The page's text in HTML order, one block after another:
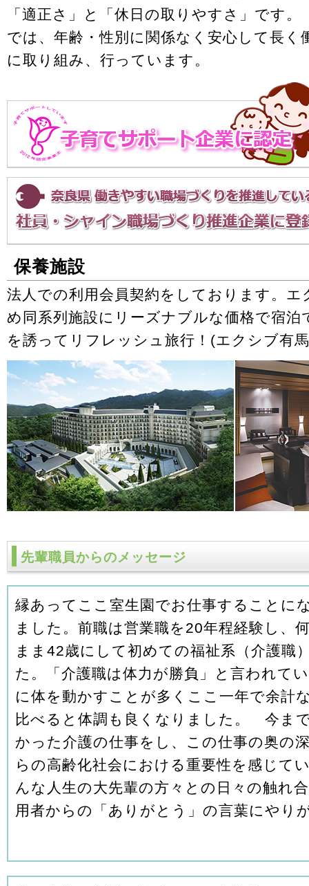
「適正さ」と「休日の取りやすさ」です
では、年齢・性別に関係なく安心して長く
に取り組み、行っています。
保養施設
法人での利用会員契約をしております。エ
め同系列施設にリーズナブルな価格で宿泊
を誘ってリフレッシュ旅行！(エクシブ有
先輩職員からのメッセージ
縁あってここ室生園でお仕事することに
ました。前職は営業職を20年程経験し、
まま42歳にして初めての福祉系（介護職
た。「介護職は体力が勝負」と言われて
に体を動かすことが多くここ一年で余計
比べると体調も良くなりました。 今ま
かった介護の仕事をし、この仕事の奥の
らの高齢化社会における重要性を感じ
んな人生の大先輩の方々との日々の触れ
用者からの「ありがとう」の言葉にやり